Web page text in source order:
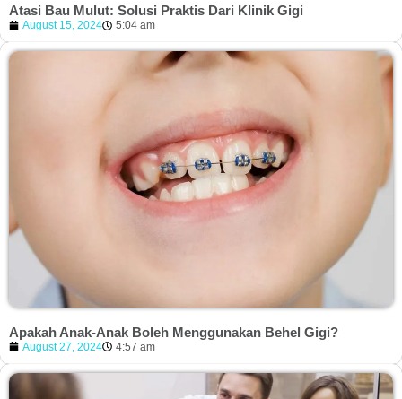
Atasi Bau Mulut: Solusi Praktis Dari Klinik Gigi
August 15, 2024 5:04 am
Apakah Anak-Anak Boleh Menggunakan Behel Gigi?
August 27, 2024 4:57 am